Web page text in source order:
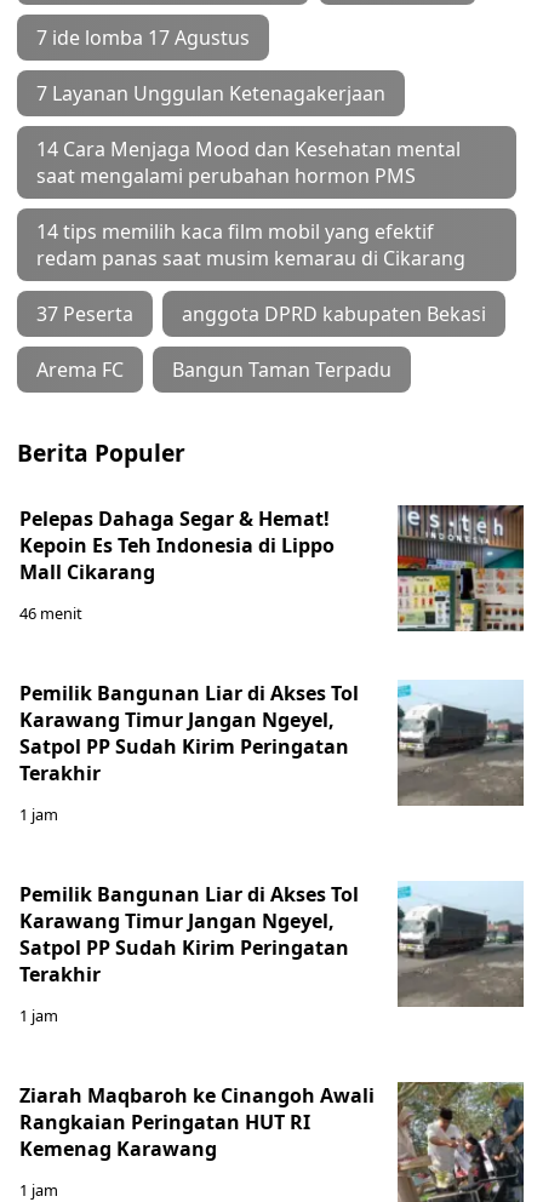
7 ide lomba 17 Agustus
7 Layanan Unggulan Ketenagakerjaan
14 Cara Menjaga Mood dan Kesehatan mental
saat mengalami perubahan hormon PMS
14 tips memilih kaca film mobil yang efektif
redam panas saat musim kemarau di Cikarang
37 Peserta anggota DPRD kabupaten Bekasi
Arema FC Bangun Taman Terpadu
Berita Populer
Pelepas Dahaga Segar & Hemat!
Kepoin Es Teh Indonesia di Lippo
Mall Cikarang
46 menit
Pemilik Bangunan Liar di Akses Tol
Karawang Timur Jangan Ngeyel,
Satpol PP Sudah Kirim Peringatan
Terakhir
1 jam
Pemilik Bangunan Liar di Akses Tol
Karawang Timur Jangan Ngeyel,
Satpol PP Sudah Kirim Peringatan
Terakhir
1 jam
Ziarah Maqbaroh ke Cinangoh Awali
Rangkaian Peringatan HUT RI
Kemenag Karawang
1 jam